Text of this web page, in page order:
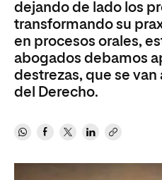
dejando de lado los
transformando su
en procesos orales,
abogados debamos
destrezas, que se
del Derecho.